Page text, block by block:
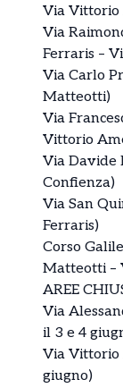
Via Vittorio
Via
Ferraris –
Via Carlo
Matteotti)
Via
Vittorio
Via Davide
Confienza)
Via San
Ferraris)
Corso
Matteotti –
AREE
Via
il 3 e 4
Via Vittorio
giugno)